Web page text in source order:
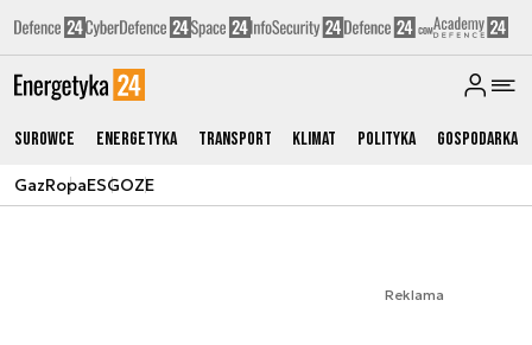
Surowce Energetyka Transport Klimat Polityka Gospodarka
GazRopaESGOZE
Reklama